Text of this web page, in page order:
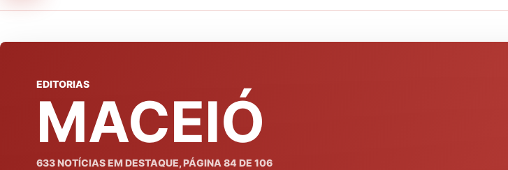
EDITORIAS
MACEIÓ
633NOTÍCIAS EM DESTAQUE, PÁGINA 84 DE 106